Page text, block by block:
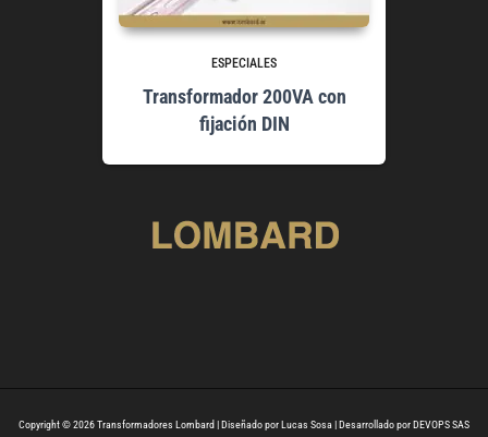
ESPECIALES
Transformador 200VA con
fijación DIN
Copyright © 2026 Transformadores Lombard | Diseñado por Lucas Sosa | Desarrollado por DEVOPS SAS